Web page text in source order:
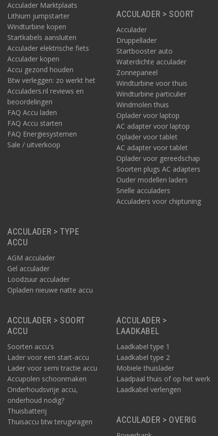
Acculader Marktplaats
Lithium jumpstarter
Windturbine kopen
Startkabels aansluiten
Acculader elektrische fiets
Acculader kopen
Accu gezond houden
Btw verleggen: zo werkt het
Acculaders.nl reviews en
beoordelingen
FAQ Accu laden
FAQ Accu starten
FAQ Energiesystemen
Sale / uitverkoop
ACCULADER > SOORT
Acculader
Druppellader
Startbooster auto
Waterdichte acculader
Zonnepaneel
Windturbine voor thuis
Windturbine particulier
Windmolen thuis
Oplader voor laptop
AC adapter voor laptop
Oplader voor tablet
AC adapter voor tablet
Oplader voor gereedschap
Soorten plugs AC adapters
Ouder modellen laders
Snelle acculaders
Acculaders voor chiptuning
ACCULADER > TYPE
ACCU
AGM acculader
Gel acculader
Loodzuur acculader
Opladen nieuwe natte accu
ACCULADER > SOORT
ACCU
Soorten accu's
Lader voor een start-accu
Lader voor semi tractie accu
Accupolen schoonmaken
Onderhoudsvrije accu,
onderhoud nodig?
Thuisbatterij
Thuisaccu btw terugvragen
ACCULADER >
LAADKABEL
Laadkabel type 1
Laadkabel type 2
Mobiele thuislader
Laadpaal thuis of op het werk
Laadkabel verlengen
ACCULADER > OVERIG